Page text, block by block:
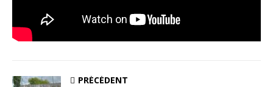
PRÉCÉDENT